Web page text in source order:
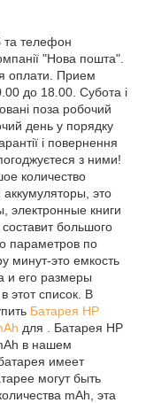
та телефон
"Нова пошта".
оплати. Прием
до 18.00. Субота і
поза робочий
день у порядку
і повернення
з ними!
количество
аккумуляторы, это
электронные книги
большого
параметров по
минут-это емкость
и его размеры
этот список. В
Батарея HP
для . Батарея HP
в нашем
имеет
могут быть
mAh, эта